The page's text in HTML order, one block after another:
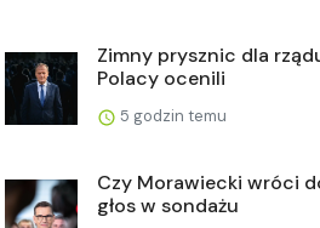
Zimny prysznic dla
Polacy ocenili
5 godzin temu
Czy Morawiecki wróci
głos w sondażu